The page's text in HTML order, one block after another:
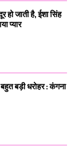
हो जाती है, ईशा सिंह
प्यार
बड़ी धरोहर : कंगना